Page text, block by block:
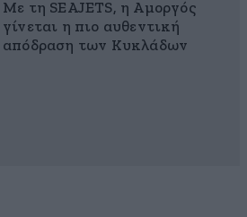
Με τη SEAJETS, η Αμοργός
γίνεται η πιο αυθεντική
απόδραση των Κυκλάδων